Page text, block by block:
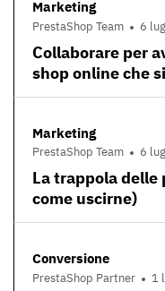
Marketing
PrestaShop Team 6
Collaborare per
shop online che
Marketing
PrestaShop Team 6
La trappola delle
come uscirne)
Conversione
PrestaShop Partner 1